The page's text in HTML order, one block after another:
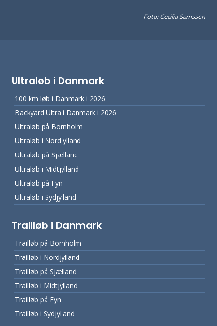
Foto: Cecilia Samsson
Ultraløb i Danmark
100 km løb i Danmark i 2026
Backyard Ultra i Danmark i 2026
Ultraløb på Bornholm
Ultraløb i Nordjylland
Ultraløb på Sjælland
Ultraløb i Midtjylland
Ultraløb på Fyn
Ultraløb i Sydjylland
Trailløb i Danmark
Trailløb på Bornholm
Trailløb i Nordjylland
Trailløb på Sjælland
Trailløb i Midtjylland
Trailløb på Fyn
Trailløb i Sydjylland